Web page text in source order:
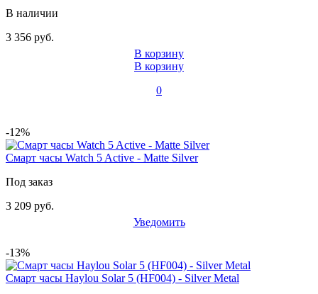
В наличии
3 356 руб.
В корзину
В корзину
0
-12%
Смарт часы Watch 5 Active - Matte Silver
Под заказ
3 209 руб.
Уведомить
-13%
Смарт часы Haylou Solar 5 (HF004) - Silver Metal